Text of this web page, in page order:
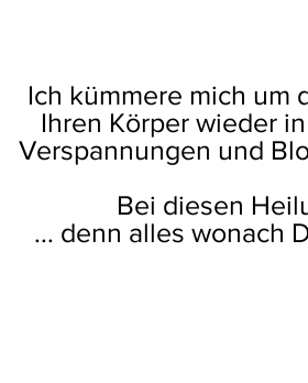
Ich kümmere mich um
Ihren Körper wieder
Verspannungen und
Bei diesen
... denn alles wonach